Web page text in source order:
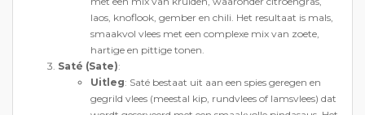
laos, knoflook, gember en chili. Het resultaat is mals,
smaakvol vlees met een complexe mix van zoete,
hartige en pittige tonen.
Saté (Sate):
Uitleg: Saté bestaat uit aan een spies geregen en
gegrild vlees (meestal kip, rundvlees of lamsvlees) dat